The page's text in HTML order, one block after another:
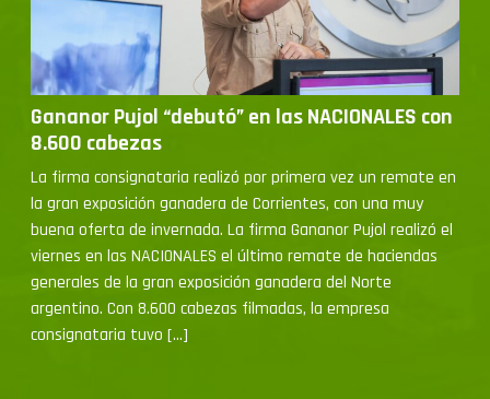
Gananor Pujol “debutó” en las NACIONALES con
8.600 cabezas
La firma consignataria realizó por primera vez un remate en
la gran exposición ganadera de Corrientes, con una muy
buena oferta de invernada. La firma Gananor Pujol realizó el
viernes en las NACIONALES el último remate de haciendas
generales de la gran exposición ganadera del Norte
argentino. Con 8.600 cabezas filmadas, la empresa
consignataria tuvo […]